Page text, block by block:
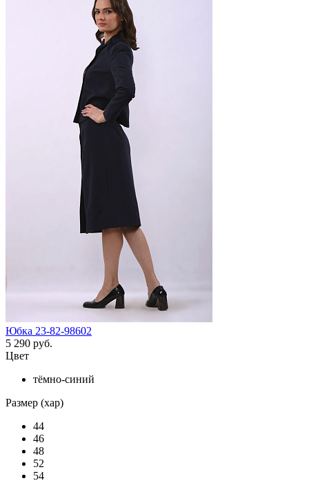
Юбка 23-82-98602
5 290 руб.
Цвет
тёмно-синий
Размер (хар)
44
46
48
52
54